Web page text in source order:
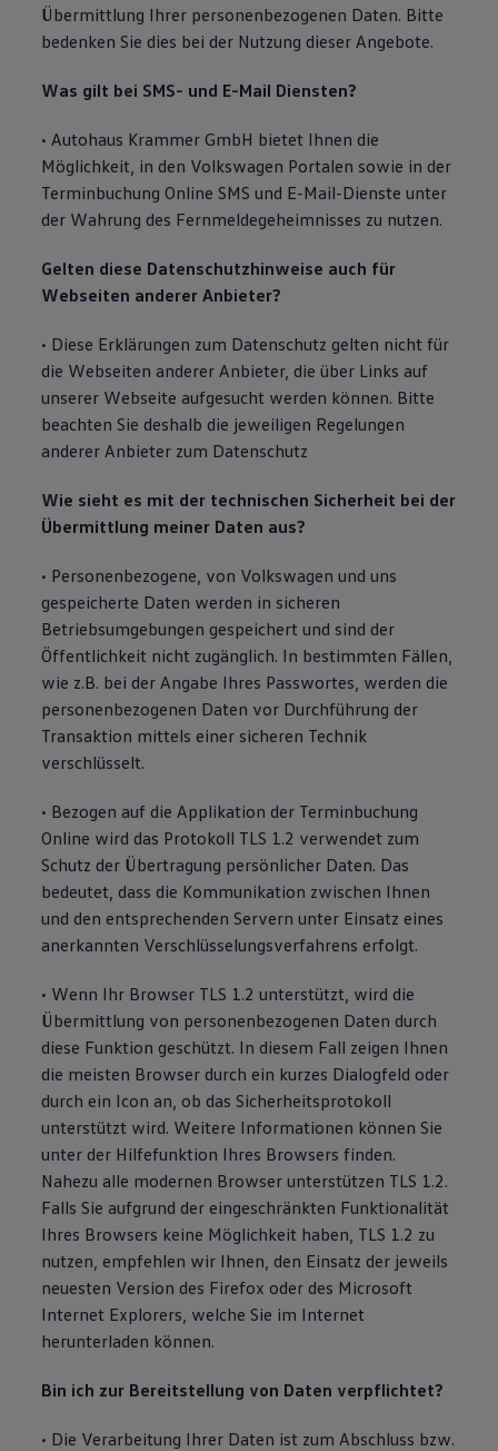
Übermittlung Ihrer personenbezogenen Daten. Bitte
bedenken Sie dies bei der Nutzung dieser Angebote.
Was gilt bei SMS- und E-Mail Diensten?
• Autohaus Krammer GmbH bietet Ihnen die
Möglichkeit, in den Volkswagen Portalen sowie in der
Terminbuchung Online SMS und E-Mail-Dienste unter
der Wahrung des Fernmeldegeheimnisses zu nutzen.
Gelten diese Datenschutzhinweise auch für
Webseiten anderer Anbieter?
• Diese Erklärungen zum Datenschutz gelten nicht für
die Webseiten anderer Anbieter, die über Links auf
unserer Webseite aufgesucht werden können. Bitte
beachten Sie deshalb die jeweiligen Regelungen
anderer Anbieter zum Datenschutz
Wie sieht es mit der technischen Sicherheit bei der
Übermittlung meiner Daten aus?
• Personenbezogene, von Volkswagen und uns
gespeicherte Daten werden in sicheren
Betriebsumgebungen gespeichert und sind der
Öffentlichkeit nicht zugänglich. In bestimmten Fällen,
wie z.B. bei der Angabe Ihres Passwortes, werden die
personenbezogenen Daten vor Durchführung der
Transaktion mittels einer sicheren Technik
verschlüsselt.
• Bezogen auf die Applikation der Terminbuchung
Online wird das Protokoll TLS 1.2 verwendet zum
Schutz der Übertragung persönlicher Daten. Das
bedeutet, dass die Kommunikation zwischen Ihnen
und den entsprechenden Servern unter Einsatz eines
anerkannten Verschlüsselungsverfahrens erfolgt.
• Wenn Ihr Browser TLS 1.2 unterstützt, wird die
Übermittlung von personenbezogenen Daten durch
diese Funktion geschützt. In diesem Fall zeigen Ihnen
die meisten Browser durch ein kurzes Dialogfeld oder
durch ein Icon an, ob das Sicherheitsprotokoll
unterstützt wird. Weitere Informationen können Sie
unter der Hilfefunktion Ihres Browsers finden.
Nahezu alle modernen Browser unterstützen TLS 1.2.
Falls Sie aufgrund der eingeschränkten Funktionalität
Ihres Browsers keine Möglichkeit haben, TLS 1.2 zu
nutzen, empfehlen wir Ihnen, den Einsatz der jeweils
neuesten Version des Firefox oder des Microsoft
Internet Explorers, welche Sie im Internet
herunterladen können.
Bin ich zur Bereitstellung von Daten verpflichtet?
• Die Verarbeitung Ihrer Daten ist zum Abschluss bzw.